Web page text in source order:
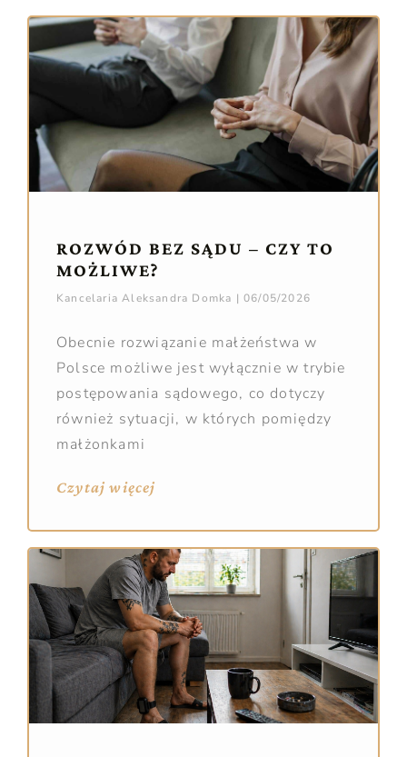
ROZWÓD BEZ SĄDU – CZY TO
MOŻLIWE?
Kancelaria Aleksandra Domka 06/05/2026
Obecnie rozwiązanie małżeństwa w
Polsce możliwe jest wyłącznie w trybie
postępowania sądowego, co dotyczy
również sytuacji, w których pomiędzy
małżonkami
Czytaj więcej